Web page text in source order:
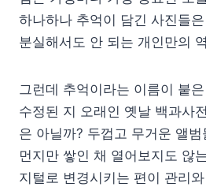
하나하나 추억이 담긴 사진들
분실해서도 안 되는 개인만의
그런데 추억이라는 이름이 붙
수정된 지 오래인 옛날 백과사
은 아닐까? 두껍고 무거운 앨
먼지만 쌓인 채 열어보지도 않
지털로 변경시키는 편이 관리